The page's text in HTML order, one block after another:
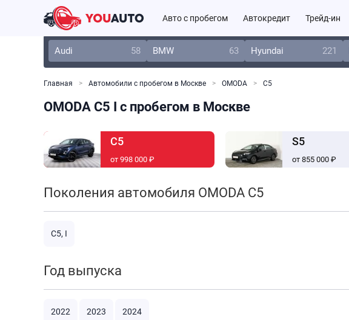
Авто с пробегом Автокредит Трейд-ин
Audi 58 BMW 63 Hyundai 221
Главная Автомобили с пробегом в Москве OMODA С5
OMODA C5 I с пробегом в Москве
C5
от 998 000 ₽
S5
от 855 000 ₽
Поколения автомобиля OMODA C5
C5, I
Год выпуска
2022 2023 2024